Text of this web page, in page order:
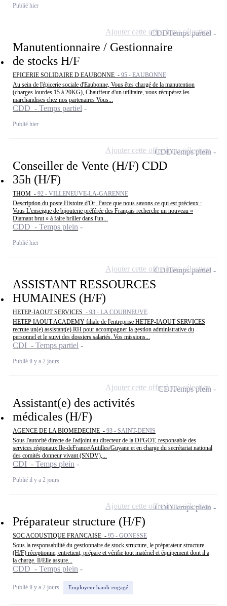
Publié hier
Manutentionnaire / Gestionnaire
de stocks H/F
EPICERIE SOLIDAIRE D EAUBONNE - 95 - EAUBONNE
Au sein de l'épicerie sociale d'Eaubonne, Vous êtes chargé de la manutention
(charges lourdes 15 à 20KG), Chauffeur d'un utilitaire, vous récupérez les
marchandises chez nos partenaires Vous...
CDD - Temps partiel
Publié hier
CDDTemps partiel
Ajouter cette offre à ma sélection
Conseiller de Vente (H/F) CDD
35h (H/F)
THOM - 92 - VILLENEUVE-LA-GARENNE
Description du poste Histoire d'Or, Parce que nous savons ce qui est précieux :
Vous L'enseigne de bijouterie préférée des Français recherche un nouveau «
Diamant brut » à faire briller dans l'un...
CDD - Temps plein
Publié hier
CDDTemps plein
Ajouter cette offre à ma sélection
ASSISTANT RESSOURCES
HUMAINES (H/F)
HETEP-IAOUT SERVICES - 93 - LA COURNEUVE
HETEP IAOUT ACADEMY filiale de l'entreprise HETEP-IAOUT SERVICES
recrute un(e) assistant(e) RH pour accompagner la gestion administrative du
personnel et le suivi des dossiers salariés. Vos missions...
CDI - Temps partiel
Publié il y a 2 jours
CDITemps partiel
Ajouter cette offre à ma sélection
Assistant(e) des activités
médicales (H/F)
AGENCE DE LA BIOMEDECINE - 93 - SAINT-DENIS
Sous l'autorité directe de l'adjoint au directeur de la DPGOT, responsable des
services régionaux Ile-deFrance/Antilles/Guyane et en charge du secrétariat national
des comités donneur vivant (SNDV),...
CDI - Temps plein
Publié il y a 2 jours
CDITemps plein
Ajouter cette offre à ma sélection
Préparateur structure (H/F)
SOC ACOUSTIQUE FRANCAISE - 95 - GONESSE
Sous la responsabilité du gestionnaire de stock structure, le préparateur structure
(H/F) réceptionne, entretient, prépare et vérifie tout matériel et équipement dont il a
la charge. Il/Elle assure...
CDD - Temps plein
Publié il y a 2 jours Employeur handi-engagé
CDDTemps plein
Ajouter cette offre à ma sélection